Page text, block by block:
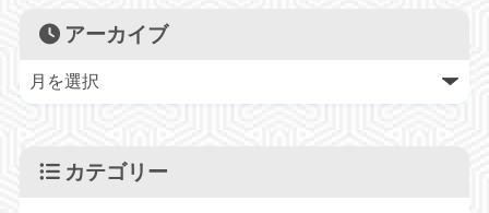
アーカイブ
カテゴリー